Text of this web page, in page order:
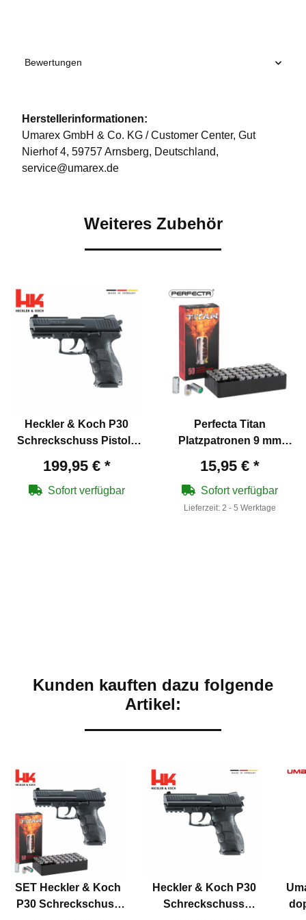
Bewertungen
Herstellerinformationen:
Umarex GmbH & Co. KG / Customer Center, Gut
Nierhof 4, 59757 Arnsberg, Deutschland,
service@umarex.de
Weiteres Zubehör
Heckler & Koch P30
Schreckschuss Pistole
(P18)
199,95 € *
Sofort verfügbar
Perfecta Titan
Platzpatronen 9 mm
15,95 € *
Sofort verfügbar
Lieferzeit: 2 - 5 Werktage
Kunden kauften dazu folgende
Artikel:
SET Heckler & Koch
P30 Schreckschuss
Heckler & Koch P30
Schreckschuss